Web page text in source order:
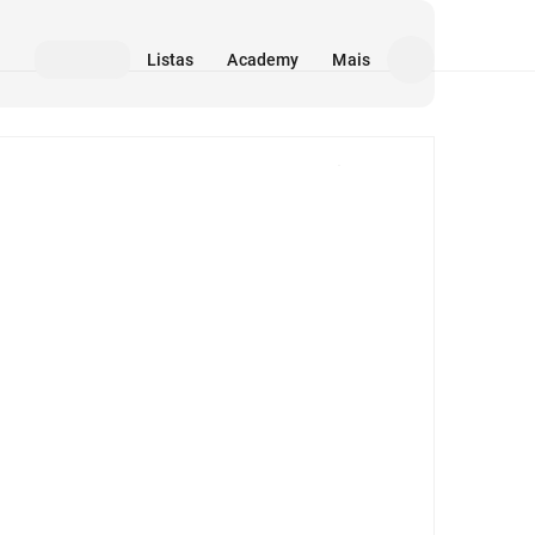
Listas Academy Mais